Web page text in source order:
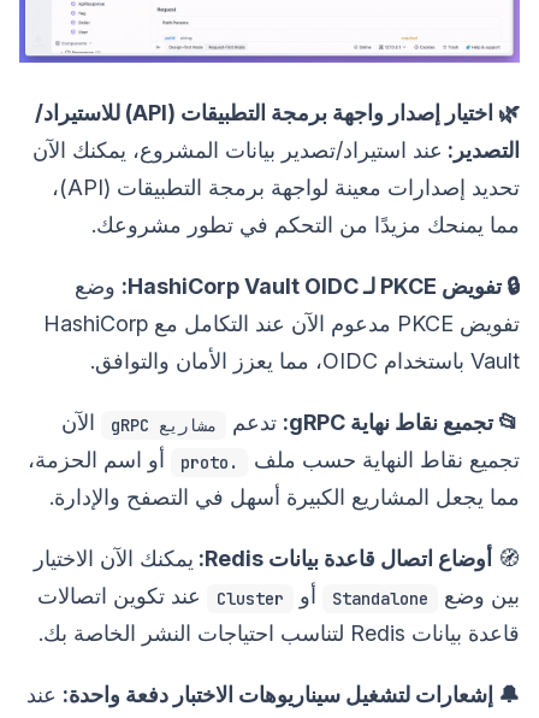
🌿 اختيار إصدار واجهة برمجة التطبيقات (API) للاستيراد/
التصدير: عند استيراد/تصدير بيانات المشروع، يمكنك الآن
تحديد إصدارات معينة لواجهة برمجة التطبيقات (API)،
مما يمنحك مزيدًا من التحكم في تطور مشروعك.
🔒 تفويض PKCE لـ HashiCorp Vault OIDC:
وضع
تفويض PKCE مدعوم الآن عند التكامل مع HashiCorp
Vault باستخدام OIDC، مما يعزز الأمان والتوافق.
📂 تجميع نقاط نهاية gRPC: تدعم مشاريع gRPC
الآن
تجميع نقاط النهاية حسب ملف
.proto
أو اسم الحزمة،
مما يجعل المشاريع الكبيرة أسهل في التصفح والإدارة.
🧭 أوضاع اتصال قاعدة بيانات Redis:
يمكنك الآن الاختيار
بين وضع
Standalone أو Cluster
عند تكوين اتصالات
قاعدة بيانات Redis لتناسب احتياجات النشر الخاصة بك.
🔔 إشعارات لتشغيل سيناريوهات الاختبار دفعة واحدة: عند